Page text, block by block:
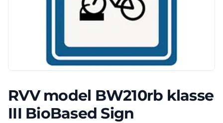
RVV model BW210rb klasse
III BioBased Sign